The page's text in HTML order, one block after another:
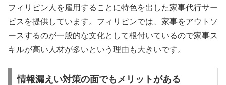
フィリピン人を雇用することに特色を出した家事代行サー
ビスを提供しています。フィリピンでは、家事をアウトソ
ースするのが一般的な文化として根付いているので家事ス
キルが高い人材が多いという理由も大きいです。
情報漏えい対策の面でもメリットがある